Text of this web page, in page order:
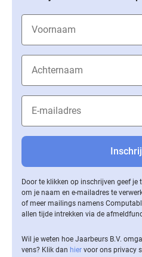
Door te klikken op inschrijven geef
om je naam en e-mailadres te
of meer mailings namens
allen tijde intrekken via de
Wil je weten hoe Jaarbeurs B.V.
vens? Klik dan hier voor ons privacy